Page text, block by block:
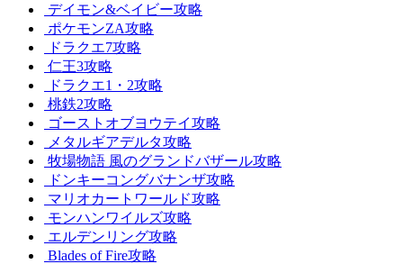
デイモン&ベイビー攻略
ポケモンZA攻略
ドラクエ7攻略
仁王3攻略
ドラクエ1・2攻略
桃鉄2攻略
ゴーストオブヨウテイ攻略
メタルギアデルタ攻略
牧場物語 風のグランドバザール攻略
ドンキーコングバナンザ攻略
マリオカートワールド攻略
モンハンワイルズ攻略
エルデンリング攻略
Blades of Fire攻略